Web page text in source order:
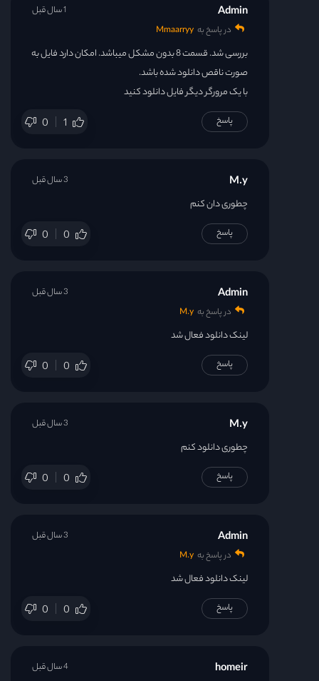
Admin
در پاسخ به Mmaarryy
بررسی شد. قسمت 8 بدون مشکل میباشد. امکان دارد فایل به
صورت ناقص دانلود شده باشد.
با یک مرورگر دیگر فایل دانلود کنید
0 1
1 سال قبل
پاسخ
M.y
چطوری دان کنم
0 0
3 سال قبل
پاسخ
Admin
در پاسخ به M.y
لینک دانلود فعال شد
0 0
3 سال قبل
پاسخ
M.y
چطوری دانلود کنم
0 0
3 سال قبل
پاسخ
Admin
در پاسخ به M.y
لینک دانلود فعال شد
0 0
3 سال قبل
پاسخ
homeir 4 سال قبل